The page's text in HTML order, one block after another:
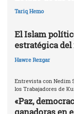
Tariq Hemo
El Islam
estratégica
Hawre Rezgar
Entrevista con Nedim
los Trabajadores de
«Paz,